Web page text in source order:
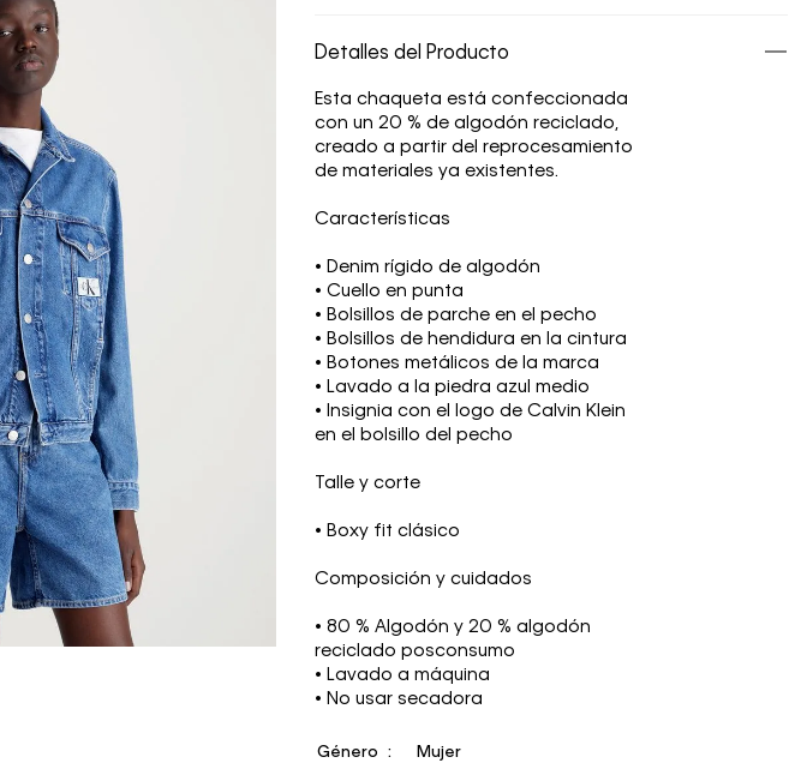
Detalles del Producto
Esta chaqueta está confeccionada
con un 20 % de algodón reciclado,
creado a partir del reprocesamiento
de materiales ya existentes.
Características
• Denim rígido de algodón
• Cuello en punta
• Bolsillos de parche en el pecho
• Bolsillos de hendidura en la cintura
• Botones metálicos de la marca
• Lavado a la piedra azul medio
• Insignia con el logo de Calvin Klein
en el bolsillo del pecho
Talle y corte
• Boxy fit clásico
Composición y cuidados
• 80 % Algodón y 20 % algodón
reciclado posconsumo
• Lavado a máquina
• No usar secadora
Género Mujer